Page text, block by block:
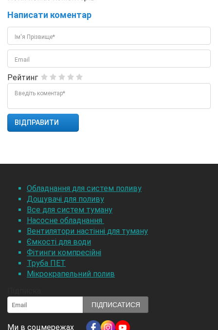
Написати коментар
Ім'я Прізвище*
Email
Рейтинг
Введіть коментар*
Обладнання для систем поливу
Дощувачі для поливу
Все для систем туману
Насосне обладнання
Вентилятори настінні для туману
Ємкості для води
Фітинги компресійні
Труба ПЕТ
Мікрокрапельний полив
ПІДПИСАТИСЯ
Ми в соцмережах